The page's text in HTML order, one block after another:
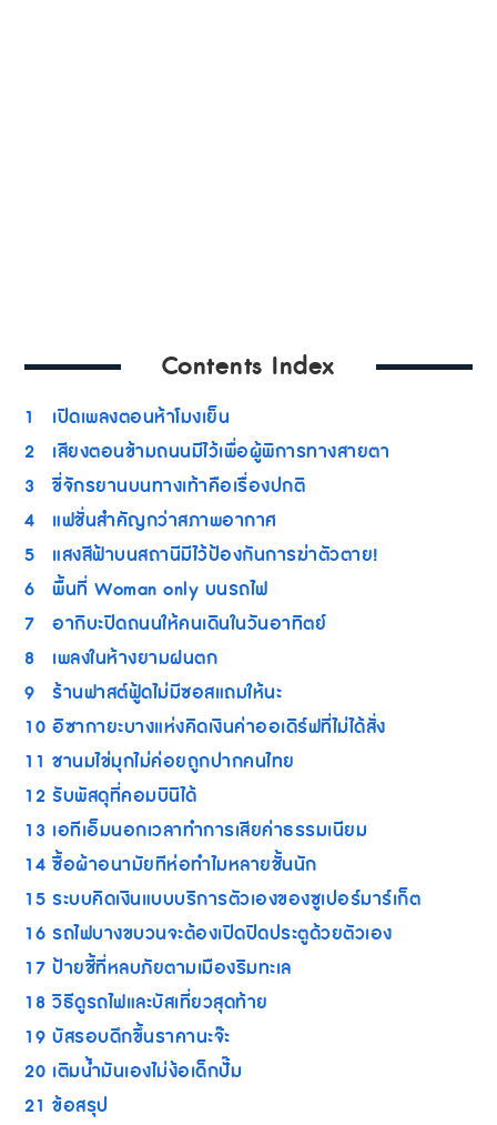
Contents Index
1
เปิดเพลงตอนห้าโมงเย็น
2
เสียงตอนข้ามถนนมีไว้เพื่อผู้พิการทางสายตา
3
ขี่จักรยานบนทางเท้าคือเรื่องปกติ
4
แฟชั่นสำคัญกว่าสภาพอากาศ
5
แสงสีฟ้าบนสถานีมีไว้ป้องกันการฆ่าตัวตาย!
6 พื้นที่ Woman only บนรถไฟ
7 อากิบะปิดถนนให้คนเดินในวันอาทิตย์
8
เพลงในห้างยามฝนตก
9
ร้านฟาสต์ฟู้ดไม่มีซอสแถมให้นะ
10 อิซากายะบางแห่งคิดเงินค่าออเดิร์ฟที่ไม่ได้สั่ง
11 ชานมไข่มุกไม่ค่อยถูกปากคนไทย
12 รับพัสดุที่คอมบินิได้
13 เอทีเอ็มนอกเวลาทำการเสียค่าธรรมเนียม
14 ซื้อผ้าอนามัยทีห่อทำไมหลายชั้นนัก
15 ระบบคิดเงินแบบบริการตัวเองของซูเปอร์มาร์เก็ต
16 รถไฟบางขบวนจะต้องเปิดปิดประตูด้วยตัวเอง
17 ป้ายชี้ที่หลบภัยตามเมืองริมทะเล
18 วิธีดูรถไฟและบัสเที่ยวสุดท้าย
19 บัสรอบดึกขึ้นราคานะจ๊ะ
20 เติมน้ำมันเองไม่ง้อเด็กปั๊ม
21 ข้อสรุป